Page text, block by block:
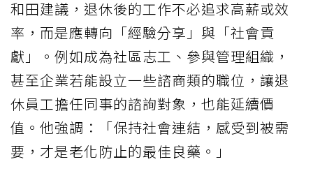
和田建議，退休後的工作不必追求高薪或效
率，而是應轉向「經驗分享」與「社會貢
獻」。例如成為社區志工、參與管理組織，
甚至企業若能設立一些諮商類的職位，讓退
休員工擔任同事的諮詢對象，也能延續價
值。他強調：「保持社會連結，感受到被需
要，才是老化防止的最佳良藥。」